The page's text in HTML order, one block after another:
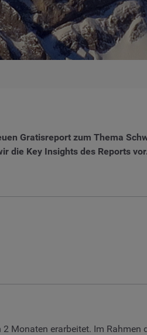
Gratisreport zum Thema
die Key Insights des Reports
Monaten erarbeitet. Im